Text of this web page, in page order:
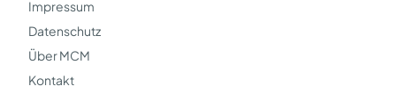
Impressum
Datenschutz
Über MCM
Kontakt